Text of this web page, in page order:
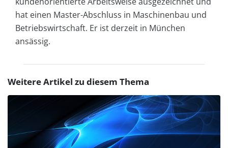
hat einen Master-Abschluss in Maschinenbau und
Betriebswirtschaft. Er ist derzeit in München
ansässig.
Weitere Artikel zu diesem Thema